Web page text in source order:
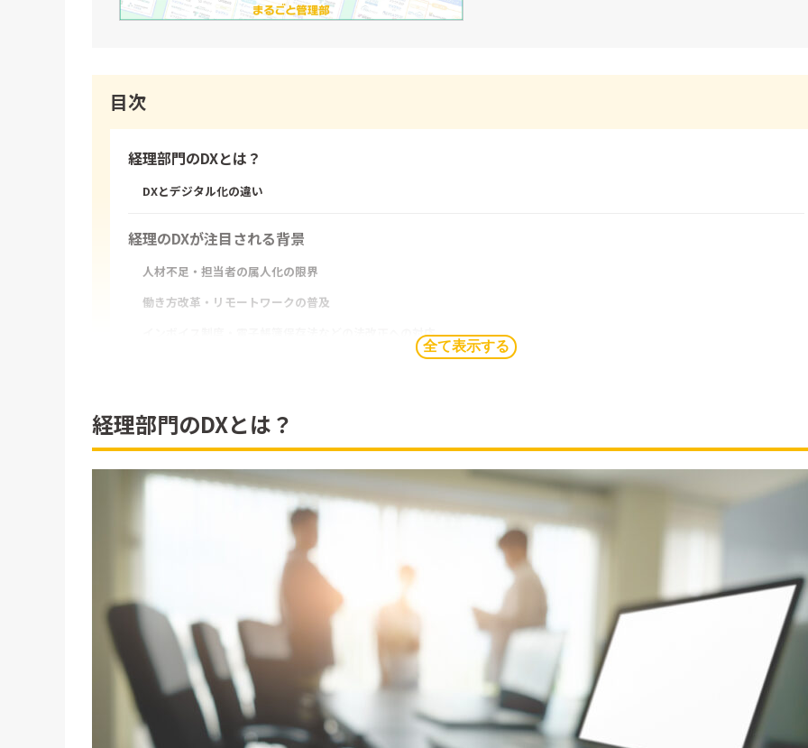
目次
経理部門のDXとは？
DXとデジタル化の違い
経理のDXが注目される背景
人材不足・担当者の属人化の限界
働き方改革・リモートワークの普及
インボイス制度・電子帳簿保存法などの法改正への対応
DX化できる経理業務の具体例
請求書発行・受領処理の電子化
経費精算・承認ワークフローのクラウド管理
給与計算・年末調整のシステム化
経理のDX推進の課題
ツール導入に対する現場の抵抗・不安
担当者のITスキル不足・教育の遅れ
導入後の運用体制が曖昧になる
全て表示する
経理部門のDXとは？